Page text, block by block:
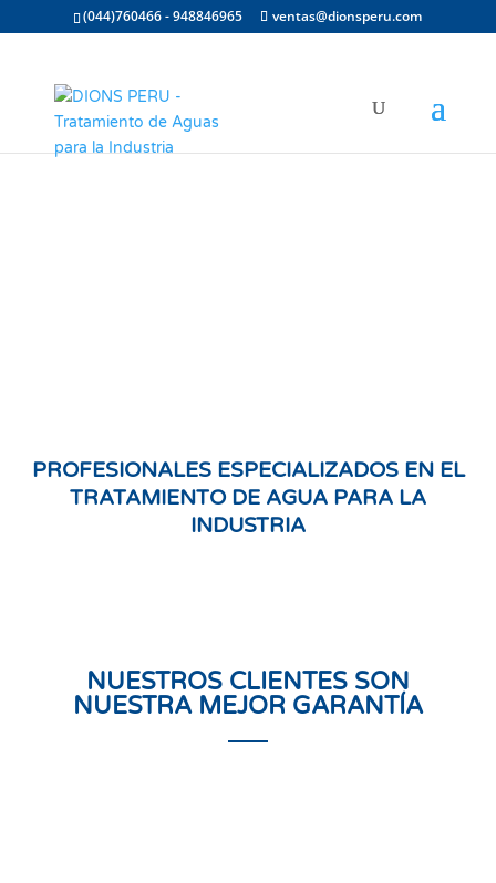
(044)760466 - 948846965 ventas@dionsperu.com
PROFESIONALES ESPECIALIZADOS EN EL
TRATAMIENTO DE AGUA PARA LA
INDUSTRIA
NUESTROS CLIENTES SON
NUESTRA MEJOR GARANTÍA